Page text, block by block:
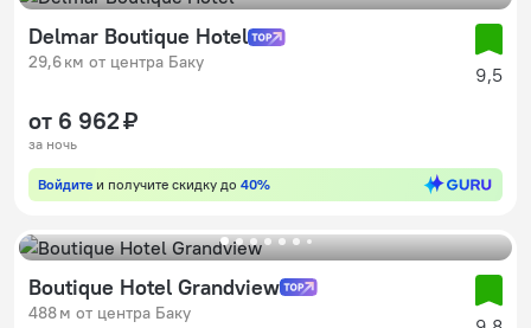
Delmar Boutique Hotel
29,6 км от центра Баку
9,5
от 6 962 ₽
за ночь
Войдите и получите скидку до 40%
Boutique Hotel Grandview
488 м от центра Баку